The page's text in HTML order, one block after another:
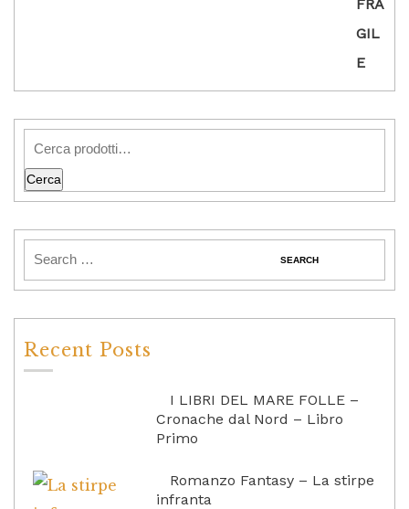
Cerca
Recent Posts
I LIBRI DEL MARE FOLLE –
Cronache dal Nord – Libro
Primo
Romanzo Fantasy – La stirpe
infranta